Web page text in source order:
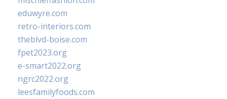
eduwyre.com
retro-interiors.com
theblvd-boise.com
fpet2023.org
e-smart2022.org
ngrc2022.org
leesfamilyfoods.com